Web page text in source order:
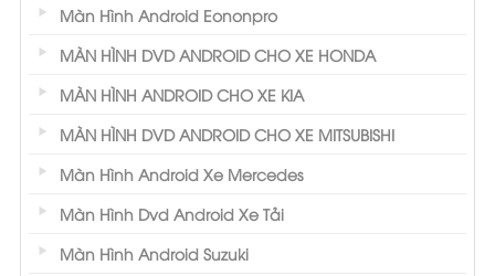
Màn Hình Android Eononpro
MÀN HÌNH DVD ANDROID CHO XE HONDA
MÀN HÌNH ANDROID CHO XE KIA
MÀN HÌNH DVD ANDROID CHO XE MITSUBISHI
Màn Hình Android Xe Mercedes
Màn Hình Dvd Android Xe Tải
Màn Hình Android Suzuki